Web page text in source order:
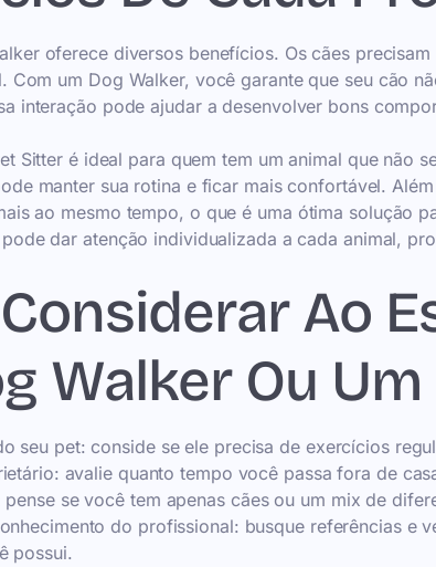
oferece diversos benefícios. Os cães
Com um Dog Walker, você garante que seu cão
interação pode ajudar a desenvolver bons
Sitter é ideal para quem tem um animal que não
manter sua rotina e ficar mais confortável.
ao mesmo tempo, o que é uma ótima solução
dar atenção individualizada a cada animal,
Ao
Walker Ou
seu pet: conside se ele precisa de exercícios
avalie quanto tempo você passa fora de
se você tem apenas cães ou um mix de
do profissional: busque referências e
possui.